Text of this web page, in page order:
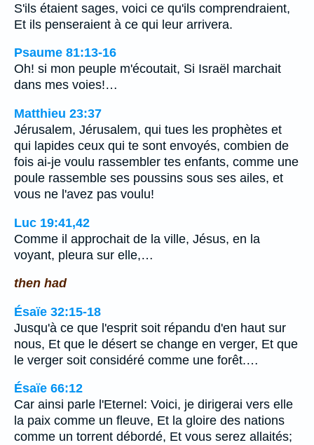
S'ils étaient sages, voici ce qu'ils comprendraient,
Et ils penseraient à ce qui leur arrivera.
Psaume 81:13-16
Oh! si mon peuple m'écoutait, Si Israël marchait
dans mes voies!…
Matthieu 23:37
Jérusalem, Jérusalem, qui tues les prophètes et
qui lapides ceux qui te sont envoyés, combien de
fois ai-je voulu rassembler tes enfants, comme une
poule rassemble ses poussins sous ses ailes, et
vous ne l'avez pas voulu!
Luc 19:41,42
Comme il approchait de la ville, Jésus, en la
voyant, pleura sur elle,…
then had
Ésaïe 32:15-18
Jusqu'à ce que l'esprit soit répandu d'en haut sur
nous, Et que le désert se change en verger, Et que
le verger soit considéré comme une forêt.…
Ésaïe 66:12
Car ainsi parle l'Eternel: Voici, je dirigerai vers elle
la paix comme un fleuve, Et la gloire des nations
comme un torrent débordé, Et vous serez allaités;